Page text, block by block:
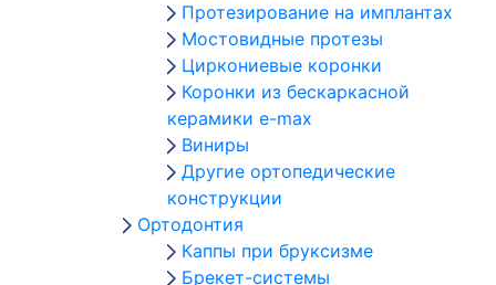
Протезирование на имплантах
Мостовидные протезы
Циркониевые коронки
Коронки из бескаркасной
керамики e-max
Виниры
Другие ортопедические
конструкции
Ортодонтия
Каппы при бруксизме
Брекет-системы